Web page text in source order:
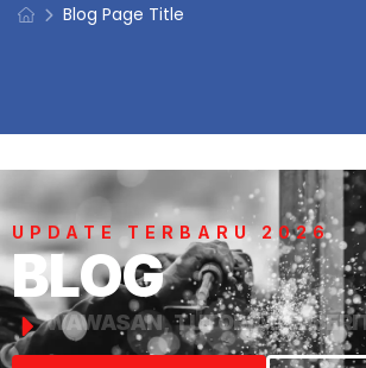
Blog Page Title
UPDATE TERBARU 2026
BLOG
WAWASAN, TUTORIAL, &